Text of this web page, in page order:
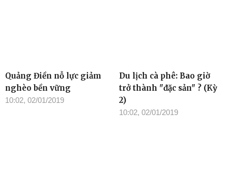
Quảng Điền nỗ lực giảm
nghèo bền vững
10:02, 02/01/2019
Du lịch cà phê: Bao giờ
trở thành "đặc sản" ? (Kỳ
2)
10:02, 02/01/2019